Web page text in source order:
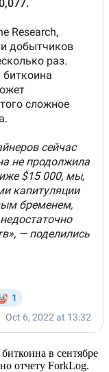
в сентябре
отчету ForkLog.